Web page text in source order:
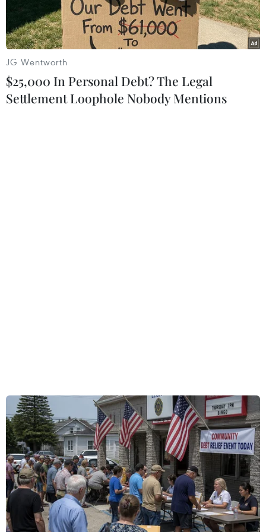
quan và mua sắm.
nghiệp Việt Nam (489 Hoàng Quốc Việt, Cầu
Giấy, Hà Nội).
Hội chợ nhằm cổ vũ cho sản xuất kinh doanh
nông sản an toàn, ứng dụng công nghệ cao
hướng đến chuẩn mới cho thực phẩm Việt: An
toàn, thân thiện với môi trường, chất lượng hợp
với chuẩn toàn cầu của thời kỳ hội nhập mới.
Hội chợ thu hút khoảng 150 doanh nghiệp và
JG Wentworth
$25,000 In Personal Debt? The Legal
Settlement Loophole Nobody Mentions